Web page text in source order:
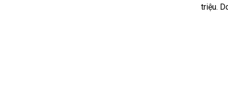
triệu.